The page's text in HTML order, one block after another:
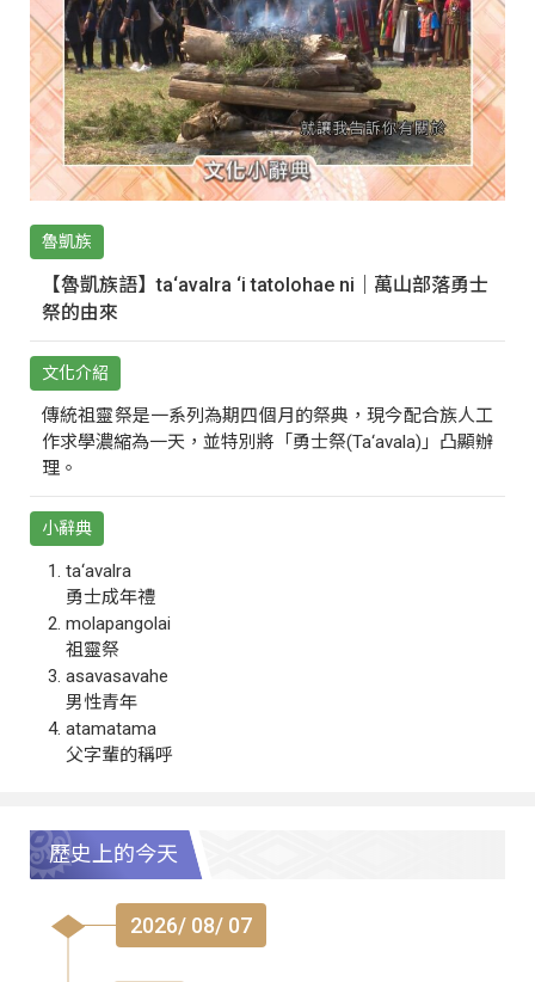
魯凱族
【魯凱族語】ta‘avalra ‘i tatolohae ni｜萬山部落勇士
祭的由來
文化介紹
傳統祖靈祭是一系列為期四個月的祭典，現今配合族人工
作求學濃縮為一天，並特別將「勇士祭(Ta‘avala)」凸顯辦
理。
小辭典
ta‘avalra
勇士成年禮
molapangolai
祖靈祭
asavasavahe
男性青年
atamatama
父字輩的稱呼
歷史上的今天
2026/ 08/ 07